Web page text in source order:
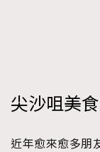
尖沙咀美
近年愈來愈多朋